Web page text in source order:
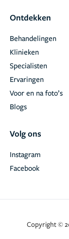
Ontdekken
Behandelingen
Klinieken
Specialisten
Ervaringen
Voor en na foto’s
Blogs
Volg ons
Facebook
Instagram
Copyright ©